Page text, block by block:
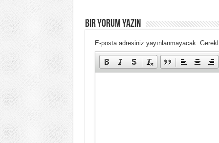
BIR YORUM YAZIN
E-posta adresiniz yayınlanmayacak.